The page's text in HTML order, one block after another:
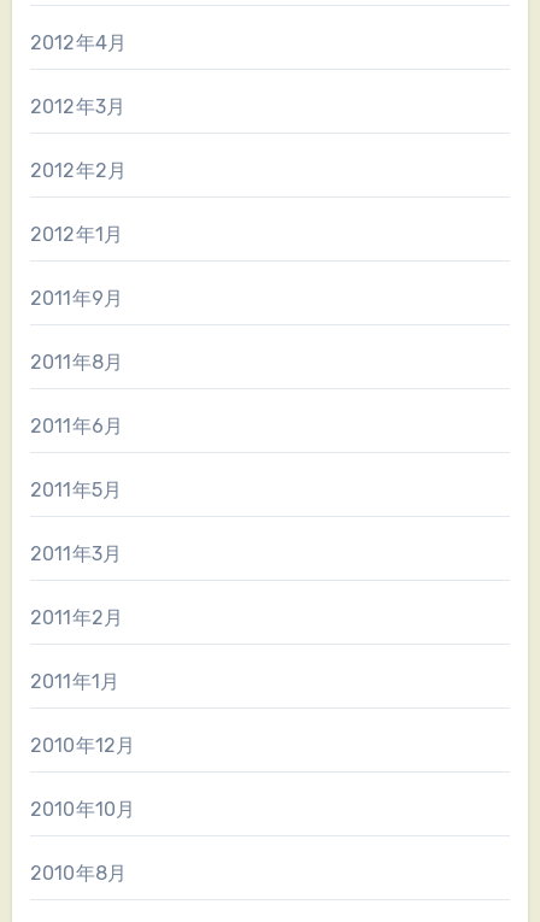
2012年4月
2012年3月
2012年2月
2012年1月
2011年9月
2011年8月
2011年6月
2011年5月
2011年3月
2011年2月
2011年1月
2010年12月
2010年10月
2010年8月